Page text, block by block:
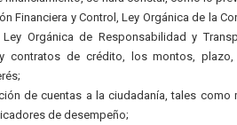
Financiera y Control, Ley Orgánica de la
Orgánica de Responsabilidad y
contratos de crédito, los montos,
de cuentas a la ciudadanía, tales como
de desempeño;